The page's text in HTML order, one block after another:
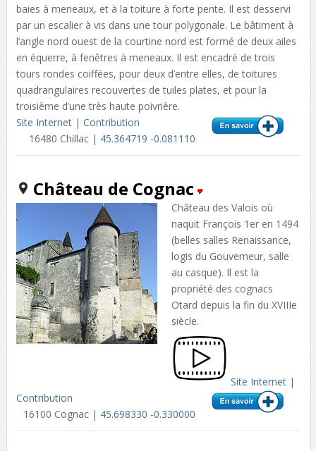
baies à meneaux, et à la toiture à forte pente. Il est desservi
par un escalier à vis dans une tour polygonale. Le bâtiment à
l’angle nord ouest de la courtine nord est formé de deux ailes
en équerre, à fenêtres à meneaux. Il est encadré de trois
tours rondes coiffées, pour deux d’entre elles, de toitures
quadrangulaires recouvertes de tuiles plates, et pour la
troisième d’une très haute poivrière.
Site Internet| Contribution
16480 Chillac | 45.364719 -0.081110
Château de Cognac
Château des Valois où
naquit François 1er en 1494
(belles salles Renaissance,
logis du Gouverneur, salle
au casque). Il est la
propriété des cognacs
Otard depuis la fin du XVIIIe
siècle.
Site Internet|
Contribution
16100 Cognac | 45.698330 -0.330000